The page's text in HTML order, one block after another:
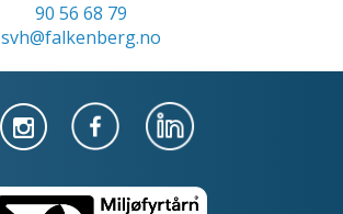
90 56 68 79
svh@falkenberg.no